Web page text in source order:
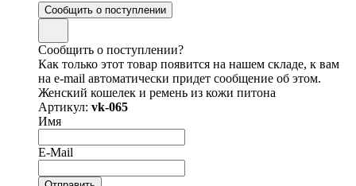
Сообщить о поступлении
Сообщить о поступлении?
Как только этот товар появится на нашем складе, к вам
на e-mail автоматически придет сообщение об этом.
Женский кошелек и ремень из кожи питона
Артикул: vk-065
Имя
E-Mail